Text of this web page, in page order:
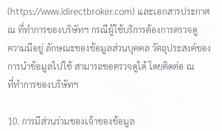
(https://www.idirectbroker.com) และเอกสารประกาศ
ณ ที่ทำการของบริษัทฯ กรณีผู้ใช้บริการต้องการตรวจดู
ความมีอยู่ ลักษณะของข้อมูลส่วนบุคคล วัตถุประสงค์ของ
การนำข้อมูลไปใช้ สามารถขอตรวจดูได้ โดยติดต่อ ณ
ที่ทำการของบริษัทฯ
10. การมีส่วนร่วมของเจ้าของข้อมูล